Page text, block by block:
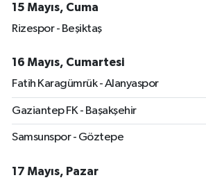
15 Mayıs, Cuma
Rizespor - Beşiktaş
16 Mayıs, Cumartesi
Fatih Karagümrük - Alanyaspor
Gaziantep FK - Başakşehir
Samsunspor - Göztepe
17 Mayıs, Pazar